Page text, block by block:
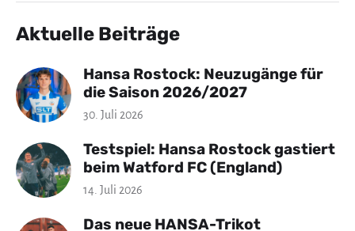
Aktuelle Beiträge
Hansa Rostock: Neuzugänge für
die Saison 2026/2027
30. Juli 2026
Testspiel: Hansa Rostock gastiert
beim Watford FC (England)
14. Juli 2026
Das neue HANSA-Trikot